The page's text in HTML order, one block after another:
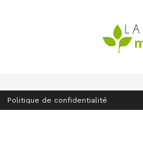
Politique de confidentialité